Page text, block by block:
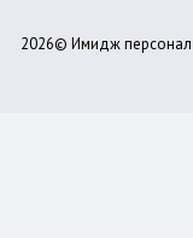
2026© Имидж персонал